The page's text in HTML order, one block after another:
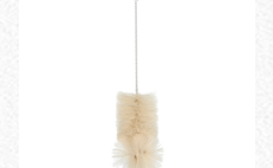
お買い物を続ける